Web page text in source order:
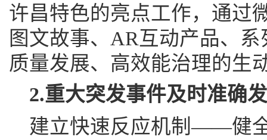
许昌特色的亮点工作，通过
图文故事、AR互动产品、
质量发展、高效能治理的生
2.重大突发事件及时准确
建立快速反应机制——健